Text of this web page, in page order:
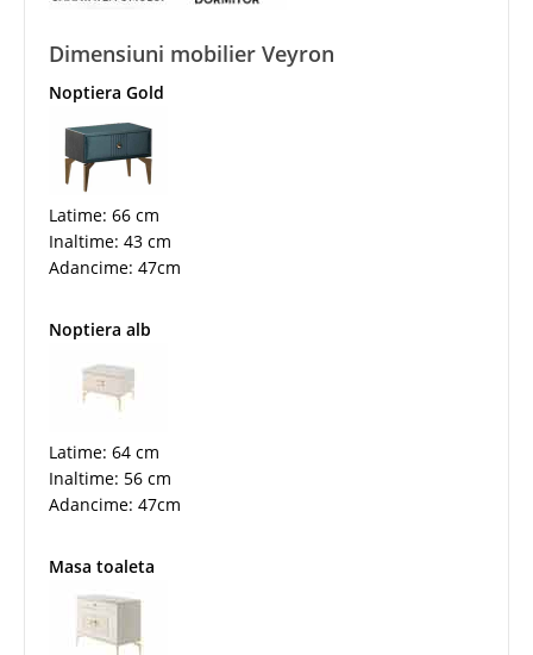
Dimensiuni mobilier Veyron
Noptiera Gold
Latime: 66 cm
Inaltime: 43 cm
Adancime: 47cm
Noptiera alb
Latime: 64 cm
Inaltime: 56 cm
Adancime: 47cm
Masa toaleta